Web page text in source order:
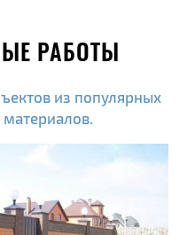
РАБОТЫ
из популярных